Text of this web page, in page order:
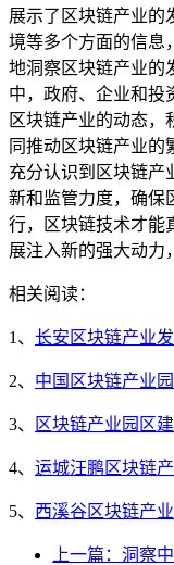
展示了区块链产业的
境等多个方面的信息
地洞察区块链产业的
中，政府、企业和投
区块链产业的动态，
同推动区块链产业的
充分认识到区块链产
新和监管力度，确保
行，区块链技术才能
展注入新的强大动力
相关阅读：
1、 长安区块链产业
2、 中国区块链产业
3、 区块链产业园区
4、 运城汪鹏区块链
5、 西溪谷区块链产
上一篇：洞察